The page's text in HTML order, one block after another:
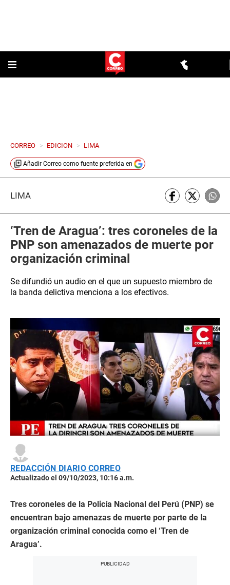
CORREO > EDICION > LIMA
Añadir Correo como fuente preferida en
LIMA
‘Tren de Aragua’: tres coroneles de la
PNP son amenazados de muerte por
organización criminal
Se difundió un audio en el que un supuesto miembro de
la banda delictiva menciona a los efectivos.
REDACCIÓN DIARIO CORREO
Actualizado el 09/10/2023, 10:16 a.m.
Tres coroneles de la Policía Nacional del Perú (PNP) se
encuentran bajo amenazas de muerte por parte de la
organización criminal conocida como el ‘Tren de
Aragua’.